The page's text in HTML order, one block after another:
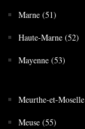
Marne (51)
Haute-Marne (52)
Mayenne (53)
Meurthe-et-
Meuse (55)